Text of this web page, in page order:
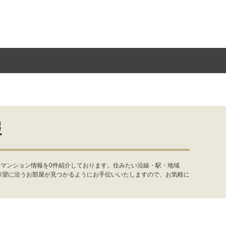
ンション情報を0件紹介しております。住みたい沿線・駅・地域
に沿うお部屋が見つかるようにお手伝いいたしますので、お気軽に